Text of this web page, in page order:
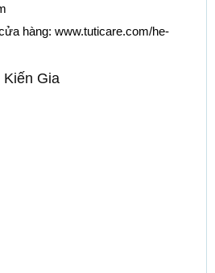
hàng: www.tuticare.com/he-
Kiến Gia